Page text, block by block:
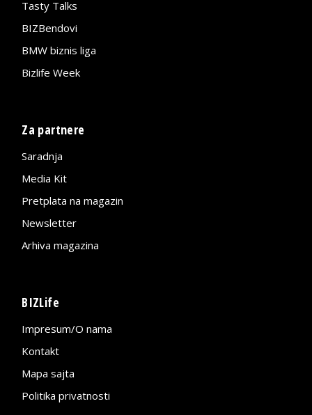
Tasty Talks
BIZBendovi
BMW biznis liga
Bizlife Week
Za partnere
Saradnja
Media Kit
Pretplata na magazin
Newsletter
Arhiva magazina
BIZLife
Impresum/O nama
Kontakt
Mapa sajta
Politika privatnosti